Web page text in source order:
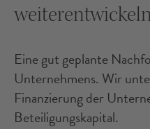
Eine gut geplante
Unternehmens. Wir
Finanzierung der
Beteiligungskapital.